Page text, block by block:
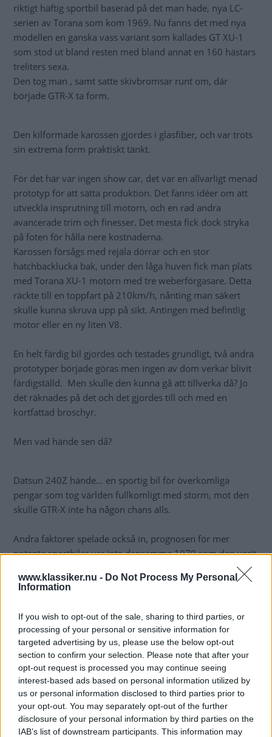
www.klassiker.nu - Do Not Process My Personal
Information
If you wish to opt-out of the sale, sharing to third parties, or
processing of your personal or sensitive information for
targeted advertising by us, please use the below opt-out
section to confirm your selection. Please note that after your
opt-out request is processed you may continue seeing
interest-based ads based on personal information utilized by
us or personal information disclosed to third parties prior to
your opt-out. You may separately opt-out of the further
disclosure of your personal information by third parties on the
IAB’s list of downstream participants. This information may
riktigt häftig sportbil baserad på det man hade, nya LC-
serien av Torana som kom 1969. Nu fanns det med nya
modellen en ganska vass variant som kallades GT XU-1
som stod ut bland resten med bland annat en 160 hästars
treliters sexa.
Den tog man , samt satte skivbromsar runt om, där
började GTR-X ta form.
Den kilformade karossen gjordes i glasfiber, och var trots
sin extrema form praktiskt tänkt.
För det här var ingen show car, det var en allvarligt menad
prototyp för att sätta produktion. Det fanns idéer om att
utveckla insprutning till motorn, och en rad andra
avancerade trim och finesser. Det mesta fick dock stryka
på foten för hålla nere kostnaderna.
Karossen försågs med rejäla dörrar och en stor
hatchbacklucka bak, under den låga huven fick man plats
med Torana XU-1 motorn med tre weberförgasare. Detta
räckte till en toppfart på 210km/h, nånting man säkert
skulle kunna skruva upp på sikt. Antingen med befintlig
motor eller en ny liten V8.
En helt färdig bil gjordes och testades grundligt, två andra
prototyper började göras men ingen av dom verkar blivit
färdigställd. Men skulle den kunna gå att tillverka då? Jo
det räknades på det och det gjordes till och med en
kortfattad broschyr.
Men vad hände sen då?
Datsun 240Z hände… en sportig bil för överkomliga
pengar som tog världen fullkomligt med storm, mot den
skulle GTR-X inte ha någon chans alls.
Andra faktorer spelade också in, prognosen för mer
potenta sportbilar var inte densamma 1970 som den varit
några år innan, och dessutom var ju Holden till syvende
och sist underordnat General Motors. Och där fanns redan
beskedlig vagn, men hos GM bestämde man att ’overseas’
ute i den stora världen, skulle GM bara ha EN sån typ av
bil och det fick fortsätta bli Opel GT.
De andra två halvfärdiga då? Jo den ena skickades till
skrotpressen, den andra är under renovering, och någon
passade även på att smussla undan karossformarna. Så
kanske någon framöver kan bygga en GTR-X till?